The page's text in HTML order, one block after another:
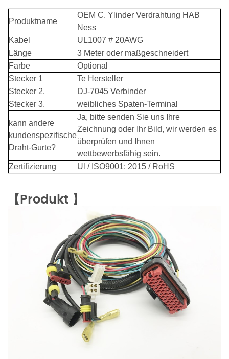
Produktname
OEM C. Ylinder Verdrahtung HAB
Ness
Kabel
UL1007 # 20AWG
Länge
3 Meter oder maßgeschneidert
Farbe
Optional
Stecker 1
Te Hersteller
Stecker 2.
DJ-7045 Verbinder
Stecker 3.
weibliches Spaten-Terminal
kann andere
kundenspezifische
Draht-Gurte?
Ja, bitte senden Sie uns Ihre
Zeichnung oder Ihr Bild, wir werden es
überprüfen und Ihnen
wettbewerbsfähig sein.
Zertifizierung
Ul / ISO9001: 2015 / RoHS
【Produkt 】